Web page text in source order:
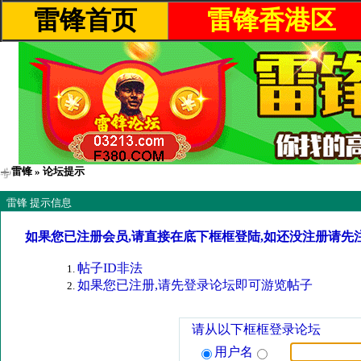
雷锋首页 雷锋香港区
雷锋 » 论坛提示
雷锋 提示信息
如果您已注册会员,请直接在底下框框登陆,如还没注册请先
帖子ID非法
如果您已注册,请先登录论坛即可游览帖子
请从以下框框登录论坛
用户名